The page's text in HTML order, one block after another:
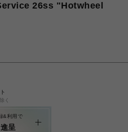
26ss "Hotwheel
く
&利用で
呈